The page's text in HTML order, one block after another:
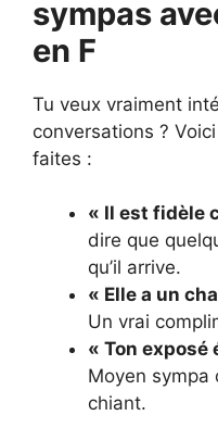
sympas
en F
Tu veux vraiment
conversations ?
faites :
« Il est fidèle
dire que
qu’il arrive.
« Elle a un
Un vrai
« Ton
Moyen sympa
chiant.